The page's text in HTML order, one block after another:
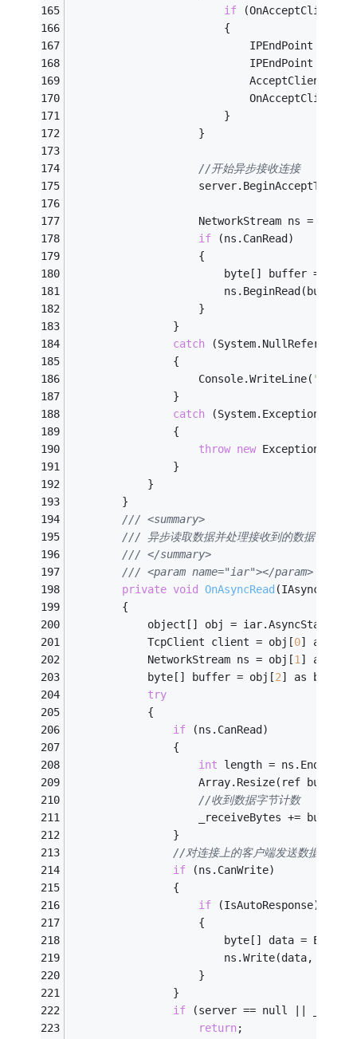
if
                        {
IPEndPoint iep
IPEndPoint
                        }
                    }
//开始异步接收连接
NetworkStream ns =
if (ns.CanRead)
                    {
                        byte[] buffer =
                    }
                }
catch
                {
                    Console.WriteLine(
"连接已
                }
catch (System.Exception ex)
                {
throw new
                }
            }
        }
/// <summary>
/// 异步读取数据并处理接收到的数据
/// </summary>
/// <param name="iar"></param>
private void OnAsyncRead
        {
object[] obj = iar.AsyncState as
            TcpClient client = obj[
0] as
            NetworkStream ns = obj[
1 ] as
            byte[] buffer = obj[
2] as
try
            {
if (ns.CanRead)
                {
int length =
Array.Resize(ref buffer,
//收到数据字节计数
_receiveBytes +=
                }
//对连接上的客户端发送数据
if (ns.CanWrite)
                {
if (IsAutoResponse)
                    {
byte[] data =
                        ns.Write(data,
                    }
                }
if (server == null ||
return;